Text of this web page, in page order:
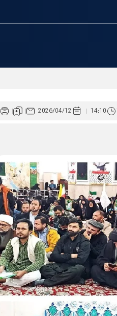
میں توسیع
14:10
2026/04/12